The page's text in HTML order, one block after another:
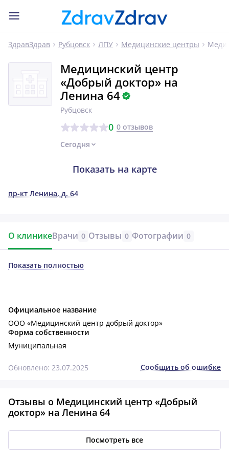
ЗдравЗдрав Рубцовск ЛПУ Медицинские центры
Медицинский центр
«Добрый доктор» на
Ленина 64
Рубцовск
0 0 отзывов
Сегодня
пр-кт Ленина, д. 64
Показать на карте
О клиникеВрачи 0 Отзывы 0 Фотографии 0
Показать полностью
Официальное название
ООО «Медицинский центр добрый доктор»
Форма собственности
Муниципальная
Обновлено: 23.07.2025 Сообщить об ошибке
Отзывы о Медицинский центр «Добрый
доктор» на Ленина 64
Посмотреть все